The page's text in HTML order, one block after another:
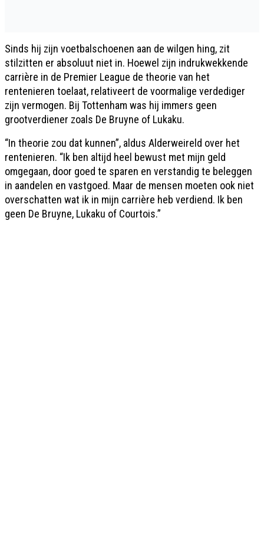
Sinds hij zijn voetbalschoenen aan de wilgen hing, zit
stilzitten er absoluut niet in. Hoewel zijn indrukwekkende
carrière in de Premier League de theorie van het
rentenieren toelaat, relativeert de voormalige verdediger
zijn vermogen. Bij Tottenham was hij immers geen
grootverdiener zoals De Bruyne of Lukaku.
“In theorie zou dat kunnen”, aldus Alderweireld over het
rentenieren. “Ik ben altijd heel bewust met mijn geld
omgegaan, door goed te sparen en verstandig te beleggen
in aandelen en vastgoed. Maar de mensen moeten ook niet
overschatten wat ik in mijn carrière heb verdiend. Ik ben
geen De Bruyne, Lukaku of Courtois.”